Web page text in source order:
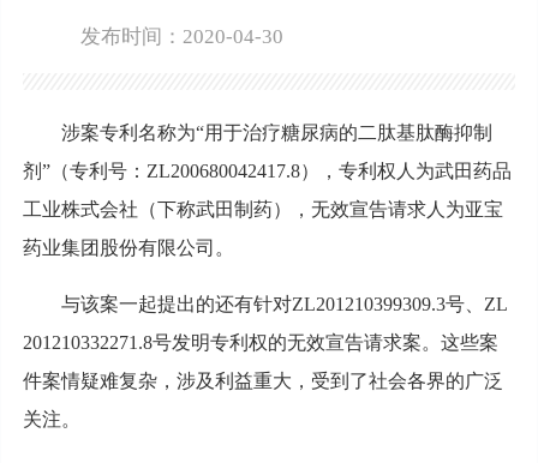
发布时间：2020-04-30
涉案专利名称为“用于治疗糖尿病的二肽基肽酶抑制
剂”（专利号：ZL200680042417.8），专利权人为武田药品
工业株式会社（下称武田制药），无效宣告请求人为亚宝
药业集团股份有限公司。
与该案一起提出的还有针对ZL201210399309.3号、ZL
201210332271.8号发明专利权的无效宣告请求案。这些案
件案情疑难复杂，涉及利益重大，受到了社会各界的广泛
关注。